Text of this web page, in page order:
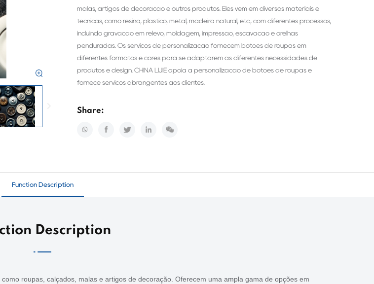
malas, artigos de decoração e outros produtos. Eles vêm em diversos materiais e
técnicas, como resina, plástico, metal, madeira natural, etc., com diferentes processos,
incluindo gravação em relevo, moldagem, impressão, escavação e orelhas
penduradas. Os serviços de personalização fornecem botões de roupas em
diferentes formatos e cores para se adaptarem às diferentes necessidades de
produtos e design. CHINA LIJIE apoia a personalização de botões de roupas e
fornece serviços abrangentes aos clientes.
Share:
Function Description
Description
roupas, calçados, malas e artigos de decoração. Oferecem uma ampla gama de opções em